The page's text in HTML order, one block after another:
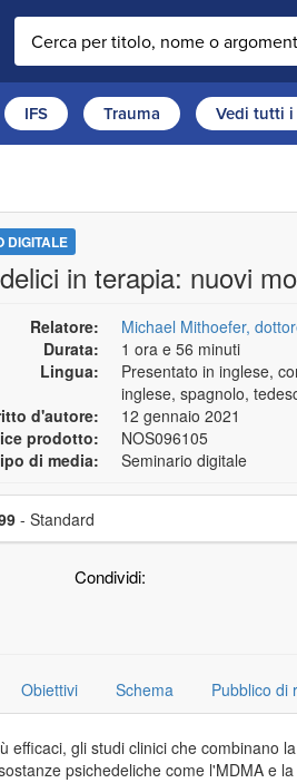
Cerca nel sito
IFS Trauma Vedi tutti i
DIGITALE
in terapia: nuovi
Relatore:
Michael Mithoefer,
Durata:
1 ora e 56 minuti
Lingua:
Presentato in inglese,
inglese, spagnolo,
d'autore:
12 gennaio 2021
prodotto:
NOS096105
di media:
Seminario digitale
articolo in offerta
- Standard
Condividi:
Obiettivi Schema Pubblico di
gli studi clinici che combinano
psichedeliche come l'MDMA e